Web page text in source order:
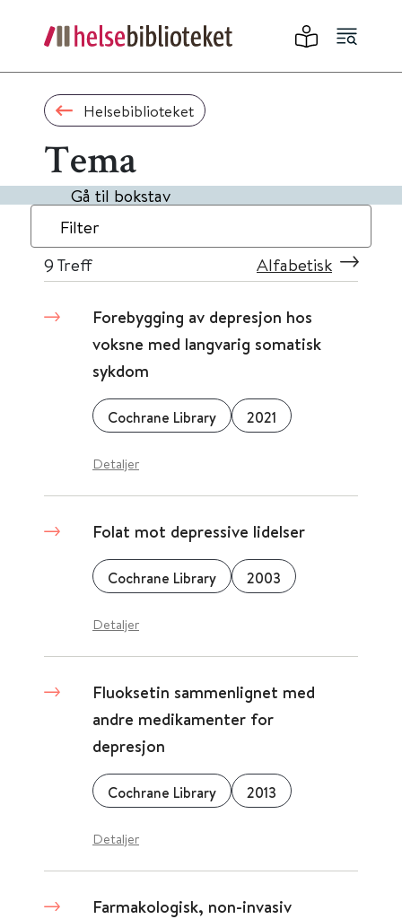
Helsebiblioteket
Tema
Gå til bokstav
Filter
9 Treff Alfabetisk
Forebygging av depresjon hos
voksne med langvarig somatisk
sykdom
Cochrane Library 2021
Detaljer
Folat mot depressive lidelser
Cochrane Library 2003
Detaljer
Fluoksetin sammenlignet med
andre medikamenter for
depresjon
Cochrane Library 2013
Detaljer
Farmakologisk, non-invasiv